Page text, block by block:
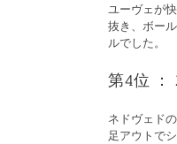
ユーヴェが
抜き、ボー
ルでした。
第4位
ネドヴェド
足アウトで